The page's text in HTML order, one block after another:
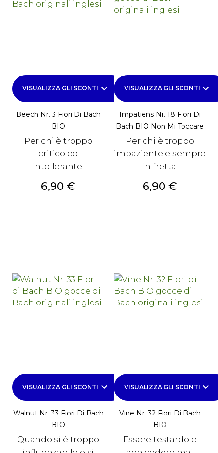
VISUALIZZA GLI SCONTI keyboard_arrow_down
Beech Nr. 3 Fiori Di Bach
BIO
Per chi è troppo
critico ed
intollerante.
Prezzo
6,90 €
VISUALIZZA GLI SCONTI keyboard_arrow_down
Impatiens Nr. 18 Fiori Di
Bach BIO Non Mi Toccare
Per chi è troppo
impaziente e sempre
in fretta.
Prezzo
6,90 €
VISUALIZZA GLI SCONTI keyboard_arrow_down
Walnut Nr. 33 Fiori Di Bach
BIO
Quando si è troppo
VISUALIZZA GLI SCONTI keyboard_arrow_down
Vine Nr. 32 Fiori Di Bach
BIO
Essere testardo e